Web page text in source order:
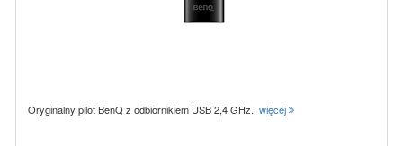
Oryginalny pilot BenQ z odbiornikiem USB 2,4 GHz. więcej